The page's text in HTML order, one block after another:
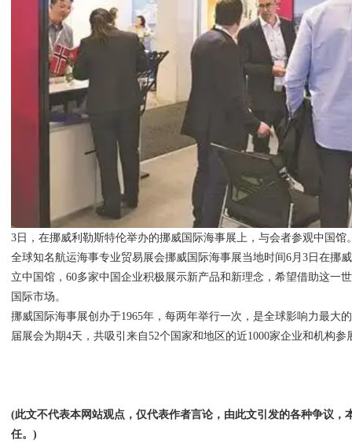
3日，在挪威利勒斯特伦举办的挪威国际海事展上，与会者参观中国馆
全球知名航运海事专业贸易展会挪威国际海事展当地时间6月3日在挪
立中国馆，60多家中国企业积极展示新产品和新理念，希望借助这一
国际市场。
挪威国际海事展创办于1965年，每两年举行一次，是全球影响力最大
届展会为期4天，共吸引来自52个国家和地区的近1000家企业和机构参
(此文不代表本网站观点，仅代表作者言论，由此文引发的各种争议，
任。)